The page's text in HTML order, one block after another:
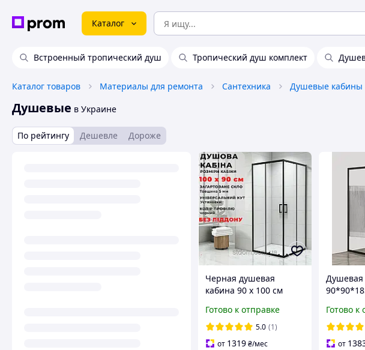
Каталог
Встроенный тропический душ Тропический душ комплект
Каталог товаров Материалы для ремонта Сантехника Душевые кабины
Душевые в Украине
По рейтингу Дешевле Дороже
Черная душевая
кабина 90 x 100 см
Душевая кабина
черный профиль
Готово к отправке
5.0 (1)
от 1319₴/мес
Душевая
поддона,
мм,
Готово к
от